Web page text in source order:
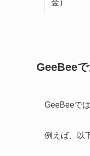
金）
GeeBee
GeeBeeで
例えば、以